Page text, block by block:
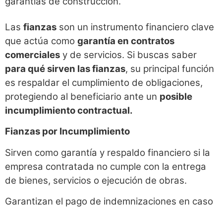
Las fianzas son un instrumento financiero clave
que actúa como garantía en contratos
comerciales y de servicios. Si buscas saber
para qué sirven las fianzas, su principal función
es respaldar el cumplimiento de obligaciones,
protegiendo al beneficiario ante un posible
incumplimiento contractual.
Fianzas por Incumplimiento
Sirven como garantía y respaldo financiero si la
empresa contratada no cumple con la entrega
de bienes, servicios o ejecución de obras.
Garantizan el pago de indemnizaciones en caso